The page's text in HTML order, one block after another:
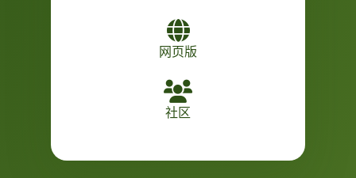
网页版
社区